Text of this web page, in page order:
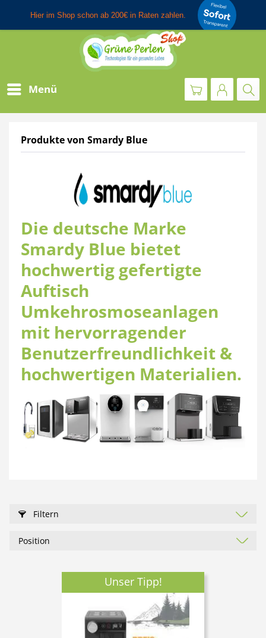
Menü
Produkte von Smardy Blue
Die deutsche Marke
Smardy Blue bietet
hochwertig gefertigte
Auftisch
Umkehrosmoseanlagen
mit hervorragender
Benutzerfreundlichkeit &
hochwertigen Materialien.
Filtern
Unser Tipp!